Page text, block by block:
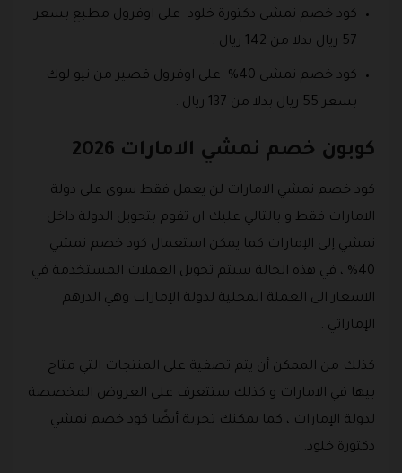
كود خصم نمشي دكتورة خلود علي اوفرول مطبع بسعر
57 ريال بدلا من 142 ريال .
كود خصم نمشي 40% علي اوفرول قصير من نيو لوك
بسعر 55 ريال بدلا من 137 ريال .
كوبون خصم نمشي الامارات 2026
كود خصم نمشي الامارات لن يعمل فقط سوى على دولة
الامارات فقط و بالتالي عليك ان تقوم بتحويل الدولة داخل
نمشي إلى الإمارات كما يمكن استعمال كود خصم نمشي
40% ، في هذه الحالة سيتم تحويل العملات المستخدمة في
الاسعار الى العملة المحلية لدولة الإمارات وهي الدرهم
الإماراتي .
كذلك من الممكن أن يتم تصفية على المنتجات التي متاح
بيها في الامارات و كذلك ستتعرف على العروض المخصصة
لدولة الإمارات ، كما يمكنك تجربة أيضًا كود خصم نمشي
دكتورة خلود.